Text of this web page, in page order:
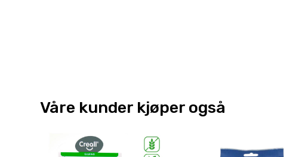
Våre kunder kjøper også